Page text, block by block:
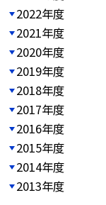
2022年度
2021年度
2020年度
2019年度
2018年度
2017年度
2016年度
2015年度
2014年度
2013年度